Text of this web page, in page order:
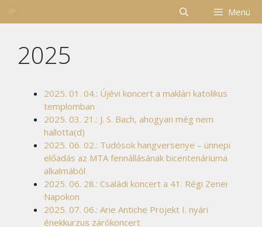
Kilépés
Menü
2025
2025. 01. 04.: Újévi koncert a maklári katolikus
templomban
2025. 03. 21.: J. S. Bach, ahogyan még nem
hallotta(d)
2025. 06. 02.: Tudósok hangversenye – ünnepi
előadás az MTA fennállásának bicentenáriuma
alkalmából
2025. 06. 28.: Családi koncert a 41. Régi Zenei
Napokon
2025. 07. 06.: Arie Antiche Projekt I. nyári
énekkurzus zárókoncert